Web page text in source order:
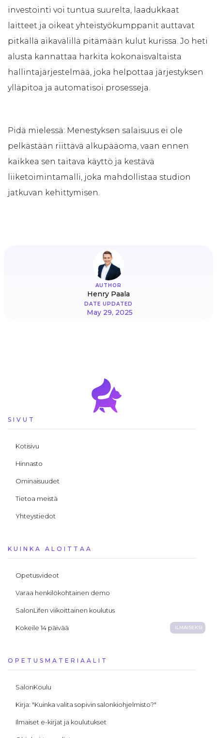
investointi voi tuntua suurelta, laadukkaat
laitteet ja oikeat yhteistyökumppanit auttavat
pitkällä aikavälillä pitämään kulut kurissa. Jo heti
alusta kannattaa harkita kokonaisvaltaista
hallintajärjestelmää, joka helpottaa järjestyksen
ylläpitoa ja automatisoi prosesseja.
Pidä mielessä: Menestyksen salaisuus ei ole
pelkästään riittävä alkupääoma, vaan ennen
kaikkea sen taitava käyttö ja kestävä
liiketoimintamalli, joka mahdollistaa studion
jatkuvan kehittymisen.
AUTHOR
Henry Paala
DATE UPDATED
May 29, 2025
SIVUT
Kotisivu
Hinnasto
Ominaisuudet
Tietoa meistä
Yhteystiedot
KUINKA ALOITTAA
Opetusvideot
Varaa henkilökohtainen demo
SalonLifen viikoittainen koulutus
Kokeile 14 päivää ILMAISEKSI
OPETUSMATERIAALIT
SalonKoulu
Kirja: "Kuinka valita sopivin salonkiohjelmisto?"
Ilmaiset e-kirjat ja koulutukset